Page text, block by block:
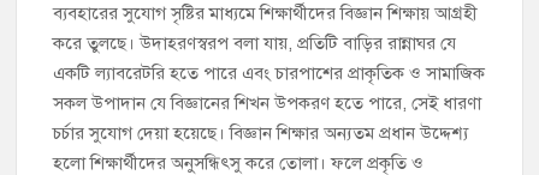
ব্যবহারের সুযোগ সৃষ্টির মাধ্যমে শিক্ষার্থীদের বিজ্ঞান শিক্ষায় আগ্রহী
করে তুলছে। উদাহরণস্বরপ বলা যায়, প্রতিটি বাড়ির রান্নাঘর যে
একটি ল্যাবরেটরি হতে পারে এবং চারপাশের প্রাকৃতিক ও সামাজিক
সকল উপাদান যে বিজ্ঞানের শিখন উপকরণ হতে পারে, সেই ধারণা
চর্চার সুযোগ দেয়া হয়েছে। বিজ্ঞান শিক্ষার অন্যতম প্রধান উদ্দেশ্য
হলো শিক্ষার্থীদের অনুসন্ধিৎসু করে তোলা। ফলে প্রকৃতি ও